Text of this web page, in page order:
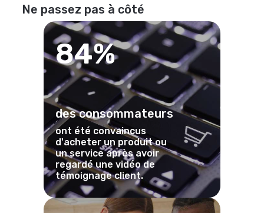
Ne passez pas à côté
84%
des consommateurs
ont été convaincus
d'acheter un produit ou
un service après avoir
regardé une vidéo de
témoignage client.